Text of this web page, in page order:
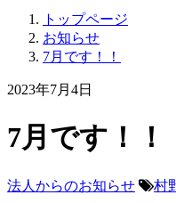
トップページ
お知らせ
7月です！！
2023年7月4日
7月です！！
法人からのお知らせ 村